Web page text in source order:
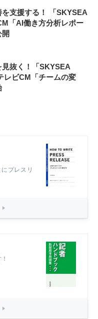
支援する！ 「SKYSEA
「AI働き方分析レポー
抜く！「SKYSEA
レビCM「チームの変
プレスリ